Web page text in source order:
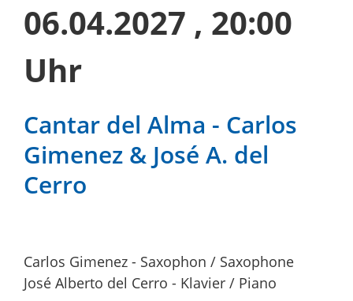
06.04.2027 , 20:00
Uhr
Cantar del Alma - Carlos
Gimenez & José A. del
Cerro
Carlos Gimenez - Saxophon / Saxophone
José Alberto del Cerro - Klavier / Piano